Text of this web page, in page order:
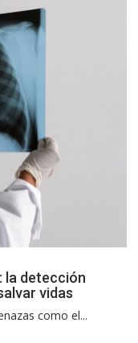
la detección
vidas
como el...